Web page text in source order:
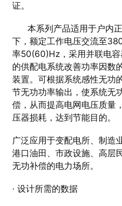
证。
本系列产品适用于户内
下，额定工作电压交流至
率50(60)Hz，采用并联电
的供配电系统改善功率因数
装置。可根据系统感性无功
节无功功率输出，使系统无
偿，从而提高电网电压质量
压器损耗，达到节能目的。
广泛应用于变配电所、制造
港口油田、市政设施、高层
无功补偿的电力场所。
· 设计所需的数据